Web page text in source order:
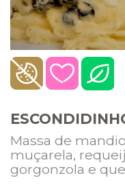
Massa de
muçarela,
gorgonzola e